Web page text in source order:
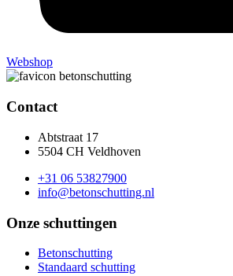
Webshop
Contact
Abtstraat 17
5504 CH Veldhoven
+31 06 53827900
info@betonschutting.nl
Onze schuttingen
Betonschutting
Standaard schutting